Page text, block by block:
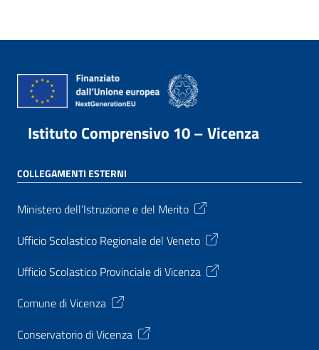
Istituto Comprensivo 10 – Vicenza
COLLEGAMENTI ESTERNI
Ministero dell’Istruzione e del Merito
Ufficio Scolastico Regionale del Veneto
Ufficio Scolastico Provinciale di Vicenza
Comune di Vicenza
Conservatorio di Vicenza